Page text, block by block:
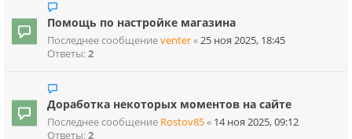
Помощь по настройке магазина
Последнее сообщениеventer«25 ноя 2025, 18:45
Ответы:2
Доработка некоторых моментов на сайте
Последнее сообщение Rostov85« 14 ноя 2025, 09:12
Ответы:2